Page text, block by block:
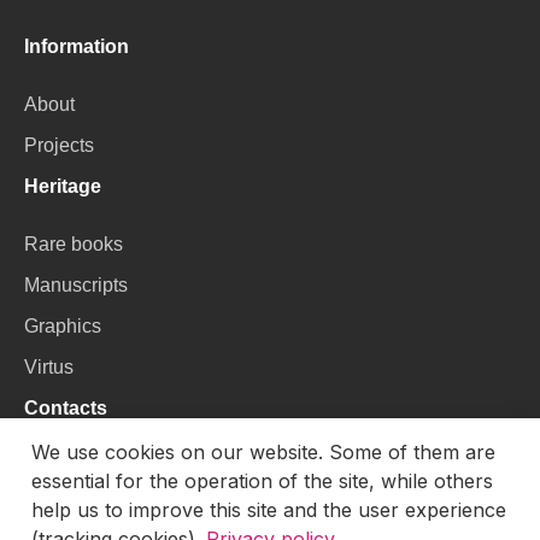
Information
About
Projects
Heritage
Rare books
Manuscripts
Graphics
Virtus
Contacts
VU Library
Universiteto g. 3, LT-01122, Vilnius
We use cookies on our website. Some of them are
essential for the operation of the site, while others
help us to improve this site and the user experience